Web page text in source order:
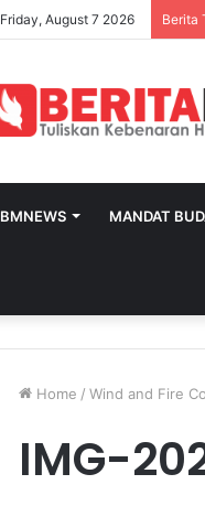
Friday, August 7 2026 Berita
BMNEWS MANDAT
Home / Wind and Fire
IMG-